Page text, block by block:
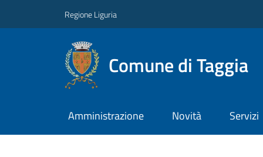
Regione Liguria
Comune di Taggia
Amministrazione Novità Servizi